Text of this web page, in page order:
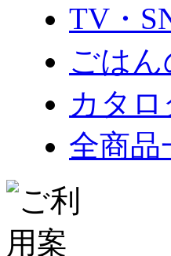
TV・
ごは
カタロ
全商品